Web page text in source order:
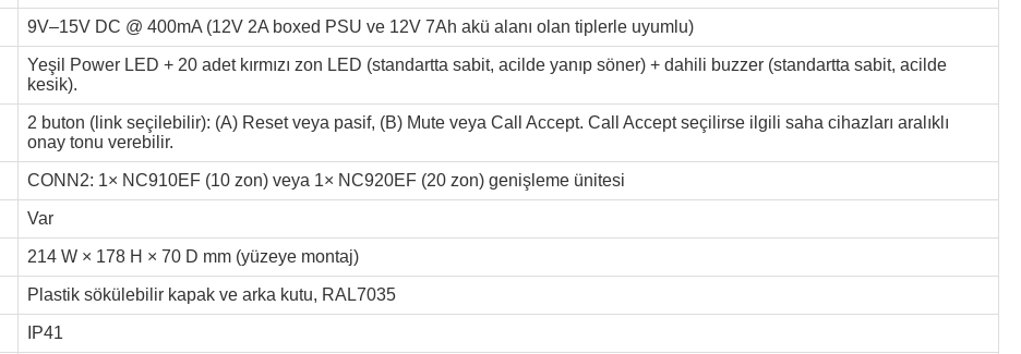
9V–15V DC @ 400mA (12V 2A boxed PSU ve 12V 7Ah akü alanı olan tiplerle uyumlu)
Yeşil Power LED + 20 adet kırmızı zon LED (standartta sabit, acilde yanıp söner) + dahili buzzer (standartta sabit, acilde
kesik).
2 buton (link seçilebilir): (A) Reset veya pasif, (B) Mute veya Call Accept. Call Accept seçilirse ilgili saha cihazları aralıklı
onay tonu verebilir.
CONN2: 1× NC910EF (10 zon) veya 1× NC920EF (20 zon) genişleme ünitesi
Var
214 W × 178 H × 70 D mm (yüzeye montaj)
Plastik sökülebilir kapak ve arka kutu, RAL7035
IP41